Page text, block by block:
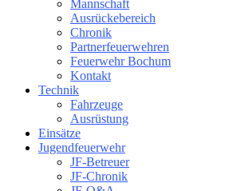
Mannschaft
Ausrückebereich
Chronik
Partnerfeuerwehren
Feuerwehr Bochum
Kontakt
Technik
Fahrzeuge
Ausrüstung
Einsätze
Jugendfeuerwehr
JF-Betreuer
JF-Chronik